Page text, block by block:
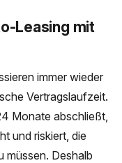
Leasing mit
immer wieder
Vertragslaufzeit.
Monate abschließt,
und riskiert, die
müssen. Deshalb